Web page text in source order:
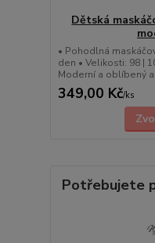
Dětská
• Pohodlná
den • Velikosti: 98 |
Moderní a oblíbený
349,00 Kč/ks
Potřebujete